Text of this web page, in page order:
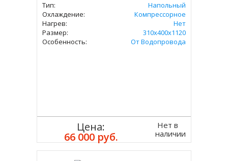
Тип:
Напольный
Охлаждение:
Компрессорное
Нагрев:
Нет
Размер:
310х400х1120
Особенность:
От Водопровода
Цена:
66 000 руб.
Нет в
наличии